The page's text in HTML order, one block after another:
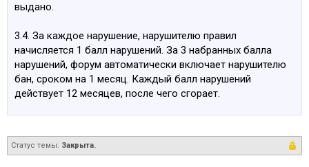
выдано.
3.4. За каждое нарушение, нарушителю правил
начисляется 1 балл нарушений. За 3 набранных балла
нарушений, форум автоматически включает нарушителю
бан, сроком на 1 месяц. Каждый балл нарушений
действует 12 месяцев, после чего сгорает.
Статус темы: Закрыта.